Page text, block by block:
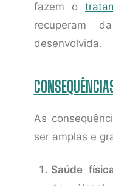
fazem o
recuperam
desenvolvida.
As
ser amplas e
Saúde